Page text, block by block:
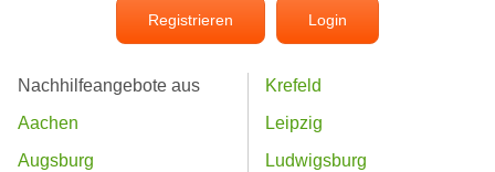
Registrieren Login
Nachhilfeangebote aus
Aachen
Augsburg
Krefeld
Leipzig
Ludwigsburg